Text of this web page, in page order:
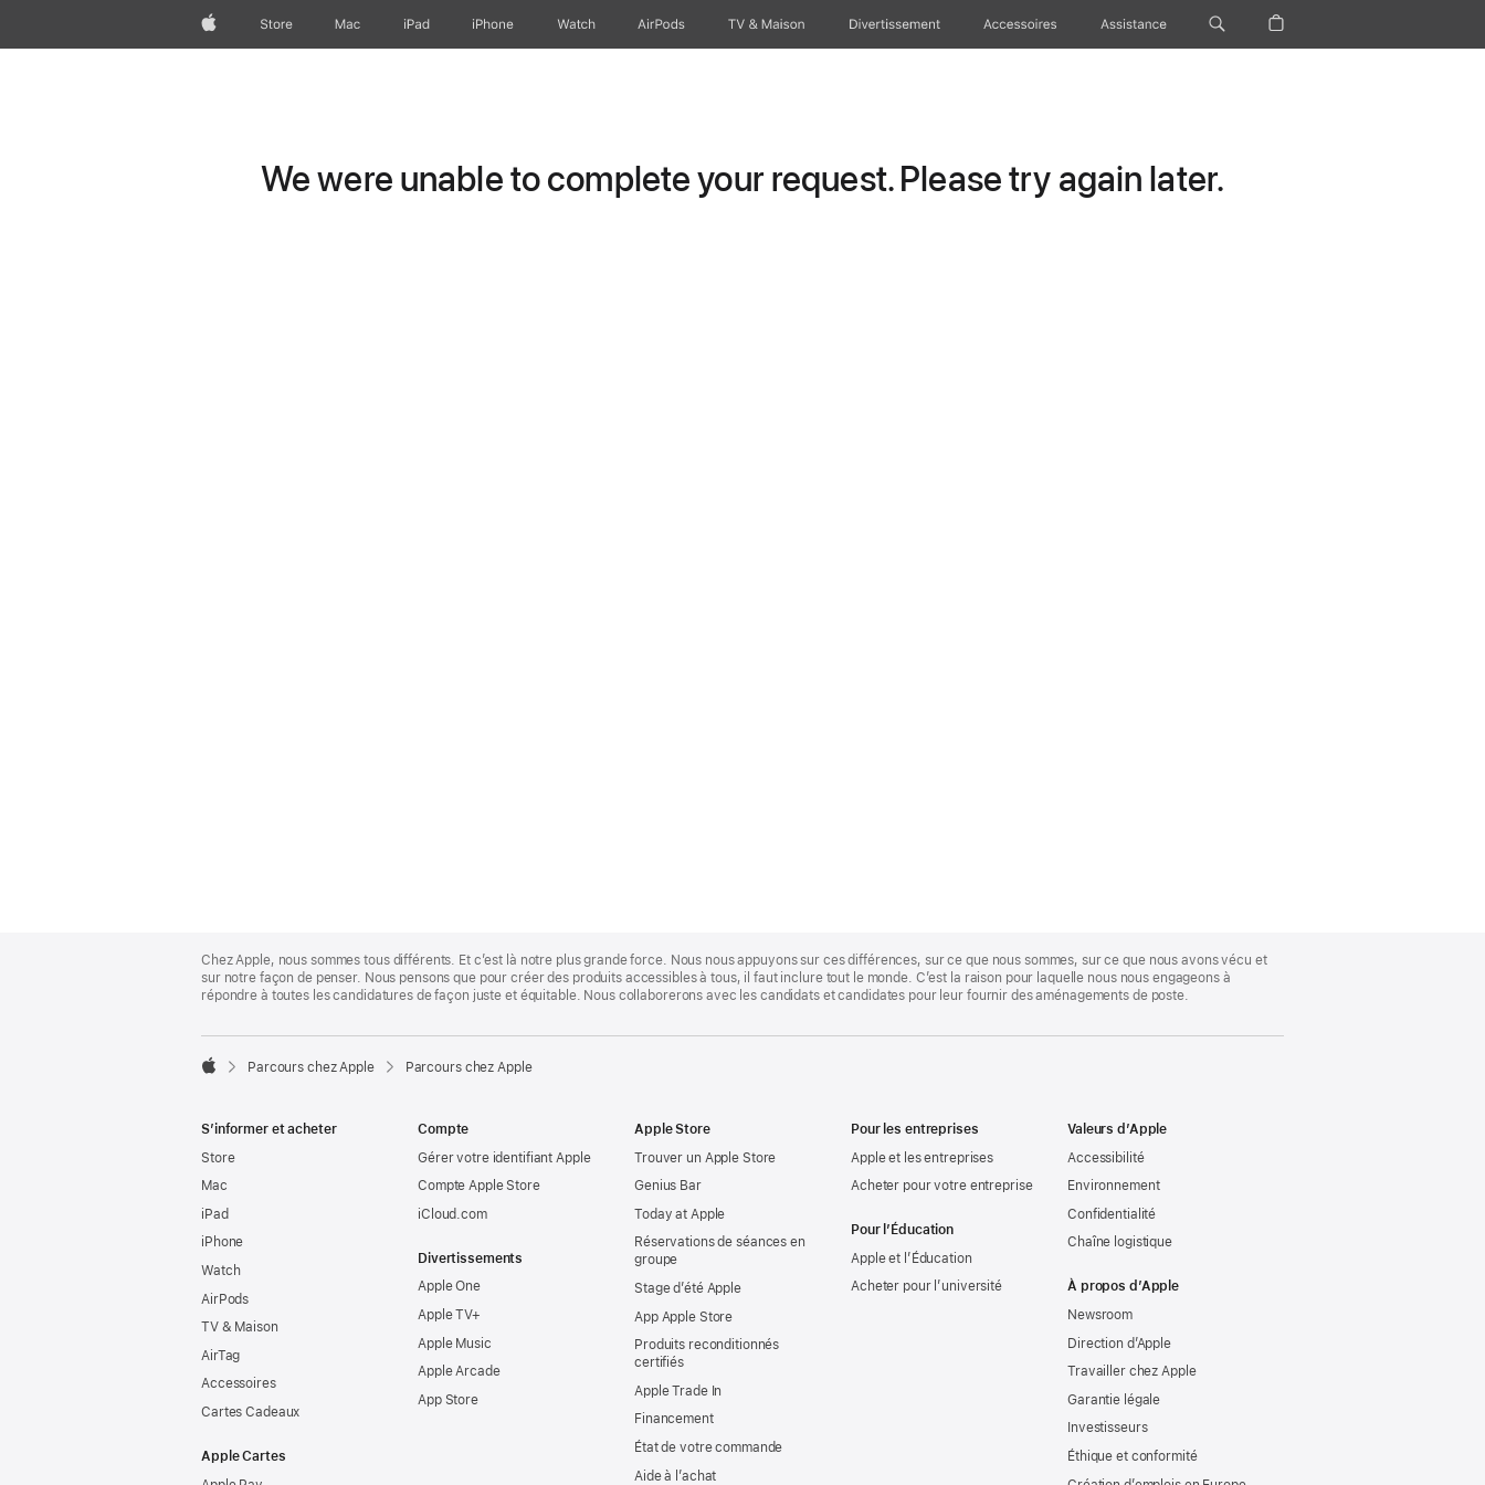
AppleStore Mac iPad iPhone Watch AirPods TV & Maison Divertissements Accessoires Assistance
We were unable to complete your request. Please try again later.
Footer
Chez Apple, nous sommes tous différents. Et c’est là notre plus grande force. Nous nous appuyons sur ces différences, sur ce que nous sommes, sur ce que nous avons vécu et
sur notre façon de penser. Nous pensons que pour créer des produits accessibles à tous, il faut inclure tout le monde. C’est la raison pour laquelle nous nous engageons à
répondre à toutes les candidatures de façon juste et équitable. Nous collaborerons avec les candidats et candidates pour leur fournir des aménagements de poste.

Parcours chez Apple Parcours chez Apple
S’informer et acheter
Store
Mac
iPad
iPhone
Watch
AirPods
TV & Maison
AirTag
Accessoires
Cartes Cadeaux
Apple Cartes
Compte
Gérer votre identifiant Apple
Compte Apple Store
iCloud.com
Divertissements
Apple One
Apple TV+
Apple Music
Apple Arcade
App Store
Apple Store
Trouver un Apple Store
Genius Bar
Today at Apple
Réservations de séances en
groupe
Stage d’été Apple
App Apple Store
Produits reconditionnés
certifiés
Apple Trade In
Financement
État de votre commande
Aide à l’achat
Pour les entreprises
Apple et les entreprises
Acheter pour votre entreprise
Pour l’Éducation
Apple et l’Éducation
Acheter pour l’université
Valeurs d’Apple
Accessibilité
Environnement
Confidentialité
Chaîne logistique
À propos d’Apple
Newsroom
Direction d’Apple
Travailler chez Apple
Garantie légale
Investisseurs
Éthique et conformité